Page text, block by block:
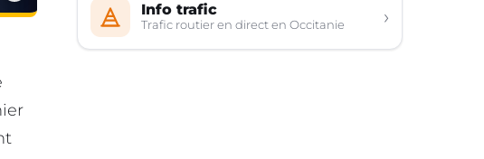
Info trafic
Trafic routier en direct en Occitanie ›